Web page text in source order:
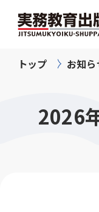
トップ お知ら
2026